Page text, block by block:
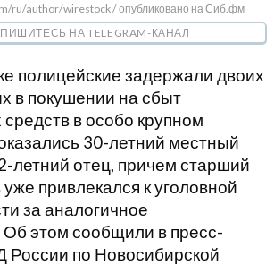
ru/author/wirestock / опубликовано на Сиб.фм
НА TELEGRAM-КАНАЛ
полицейские задержали двоих
в покушении на сбыт
средств в особо крупном
30-летний местный
летний отец, причем старший
привлекался к уголовной
за аналогичное
Об этом сообщили в пресс-
по Новосибирской